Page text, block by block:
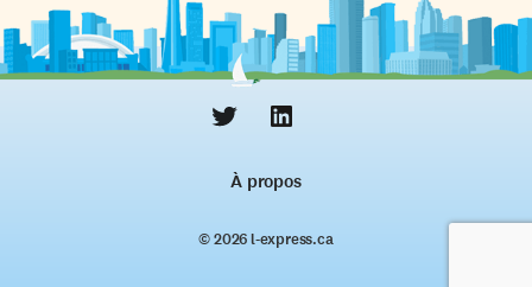
À propos
© 2026 l‑express.ca